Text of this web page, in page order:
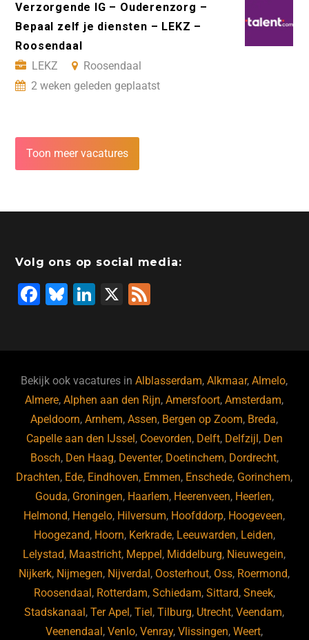
Verzorgende IG – Ouderenzorg –
Bepaal zelf je diensten – LEKZ –
Roosendaal
LEKZ
Roosendaal
2 weken geleden geplaatst
Toon meer vacatures
Volg ons op social media:
F
b
o
o
k
Bl
ky
Li
dI
n
X
Bekijk ook vacatures inAlblasserdam,Alkmaar,Almelo,
Almere,Alphen aan den Rijn,Amersfoort,Amsterdam,
Apeldoorn,Arnhem,Assen, Bergen op Zoom, Breda,
Capelle aan den IJssel , Coevorden, Delft, Delfzijl , Den
Bosch, Den Haag, Deventer, Doetinchem, Dordrecht,
Drachten, Ede, Eindhoven, Emmen, Enschede, Gorinchem,
Gouda, Groningen, Haarlem, Heerenveen, Heerlen,
Helmond, Hengelo, Hilversum, Hoofddorp, Hoogeveen,
Hoogezand, Hoorn, Kerkrade, Leeuwarden, Leiden,
Lelystad, Maastricht, Meppel , Middelburg, Nieuwegein,
Nijkerk, Nijmegen, Nijverdal , Oosterhout, Oss, Roermond,
Roosendaal , Rotterdam, Schiedam, Sittard, Sneek,
Stadskanaal ,Ter Apel ,Tiel ,Tilburg, Utrecht,Veendam,
Veenendaal ,Venlo,Venray,Vlissingen,Weert,